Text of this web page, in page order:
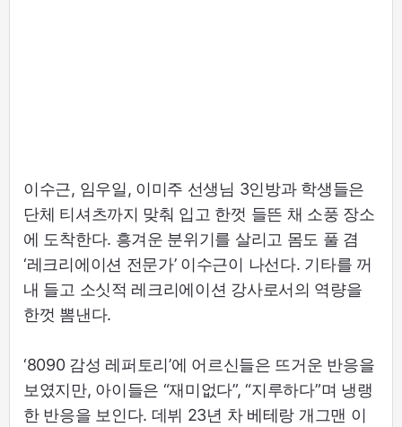
이수근, 임우일, 이미주 선생님 3인방과 학생들은
단체 티셔츠까지 맞춰 입고 한껏 들뜬 채 소풍 장소
에 도착한다. 흥겨운 분위기를 살리고 몸도 풀 겸
‘레크리에이션 전문가’ 이수근이 나선다. 기타를 꺼
내 들고 소싯적 레크리에이션 강사로서의 역량을
한껏 뽐낸다.
‘8090 감성 레퍼토리’에 어르신들은 뜨거운 반응을
보였지만, 아이들은 “재미없다”, “지루하다”며 냉랭
한 반응을 보인다. 데뷔 23년 차 베테랑 개그맨 이